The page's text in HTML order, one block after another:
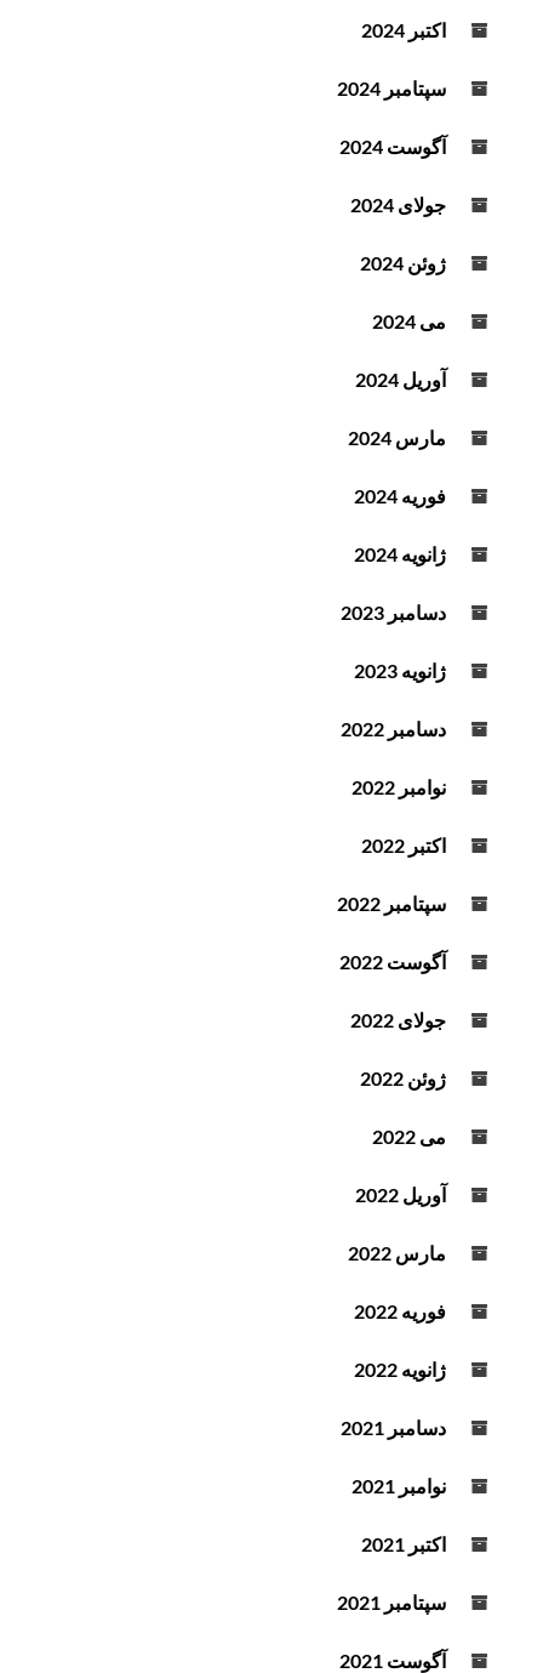
اکتبر 2024
سپتامبر 2024
آگوست 2024
جولای 2024
ژوئن 2024
می 2024
آوریل 2024
مارس 2024
فوریه 2024
ژانویه 2024
دسامبر 2023
ژانویه 2023
دسامبر 2022
نوامبر 2022
اکتبر 2022
سپتامبر 2022
آگوست 2022
جولای 2022
ژوئن 2022
می 2022
آوریل 2022
مارس 2022
فوریه 2022
ژانویه 2022
دسامبر 2021
نوامبر 2021
اکتبر 2021
سپتامبر 2021
آگوست 2021